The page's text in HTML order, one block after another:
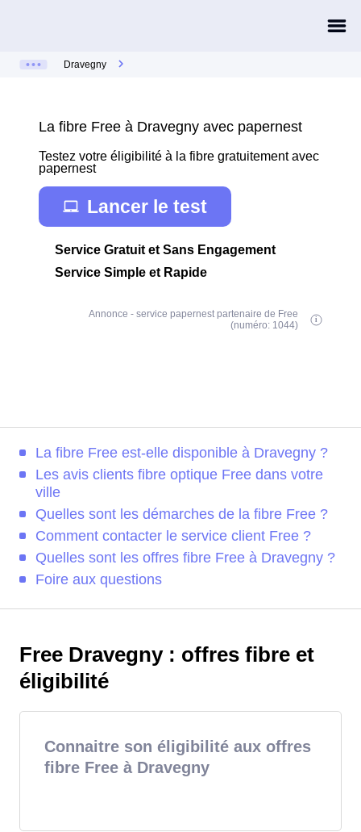
Dravegny
La fibre Free à Dravegny avec papernest
Testez votre éligibilité à la fibre gratuitement avec
papernest
Lancer le test
Service Gratuit et Sans Engagement
Service Simple et Rapide
Annonce - service papernest partenaire de Free
(numéro: 1044)
La fibre Free est-elle disponible à Dravegny ?
Les avis clients fibre optique Free dans votre
ville
Quelles sont les démarches de la fibre Free ?
Comment contacter le service client Free ?
Quelles sont les offres fibre Free à Dravegny ?
Foire aux questions
Free Dravegny : offres fibre et
éligibilité
Connaitre son éligibilité aux offres
fibre Free à Dravegny